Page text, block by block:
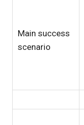
Main success
scenario